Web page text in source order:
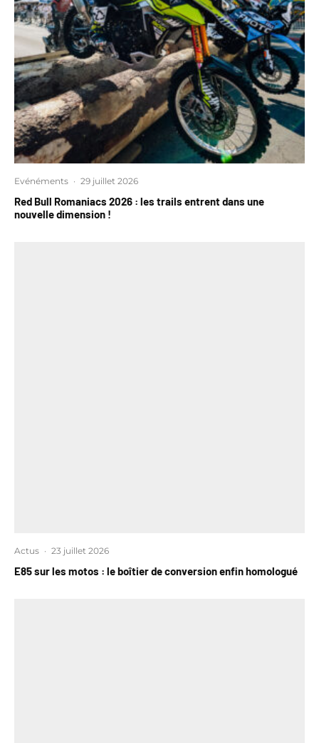
Evénéments · 29 juillet 2026
Red Bull Romaniacs 2026 : les trails entrent dans une
nouvelle dimension !
Actus · 23 juillet 2026
E85 sur les motos : le boîtier de conversion enfin homologué